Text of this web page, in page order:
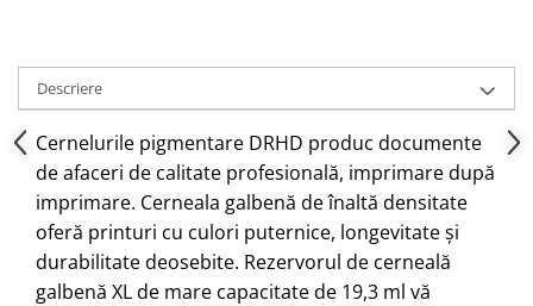
Descriere
Cernelurile pigmentare DRHD produc documente
de afaceri de calitate profesională, imprimare după
imprimare. Cerneala galbenă de înaltă densitate
oferă printuri cu culori puternice, longevitate și
durabilitate deosebite. Rezervorul de cerneală
galbenă XL de mare capacitate de 19,3 ml vă